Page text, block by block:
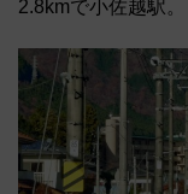
2.8kmで小佐越駅。